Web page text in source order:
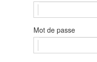
Mot de passe